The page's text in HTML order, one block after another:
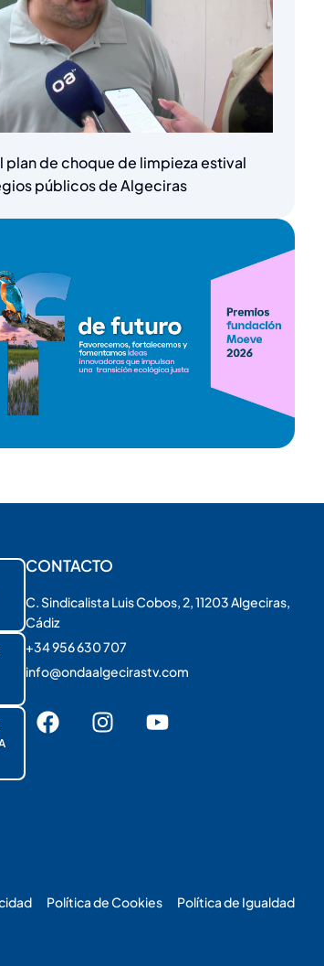
plan de choque de limpieza estival
públicos de Algeciras
CONTACTO
C. Sindicalista Luis Cobos, 2, 11203 Algeciras,
Cádiz
+34 956 630 707
info@ondaalgecirastv.com
Política de Cookies Política de Igualdad